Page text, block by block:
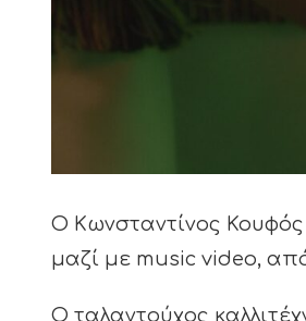
Ο Κωνσταντίνος
μαζί με music video,
Ο ταλαντούχος